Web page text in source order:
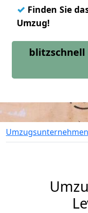
✓ Finden Sie
Umzug!
blitzschnell